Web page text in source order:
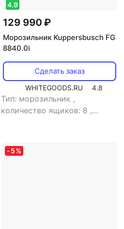
4.9
129 990 ₽
Морозильник Kuppersbusch FG
8840.0i
Сделать заказ
WHITEGOODS.RU 4.8
Тип: морозильник ,
количество ящиков: 8 ,
встраиваемый
управления: электронное
-5%